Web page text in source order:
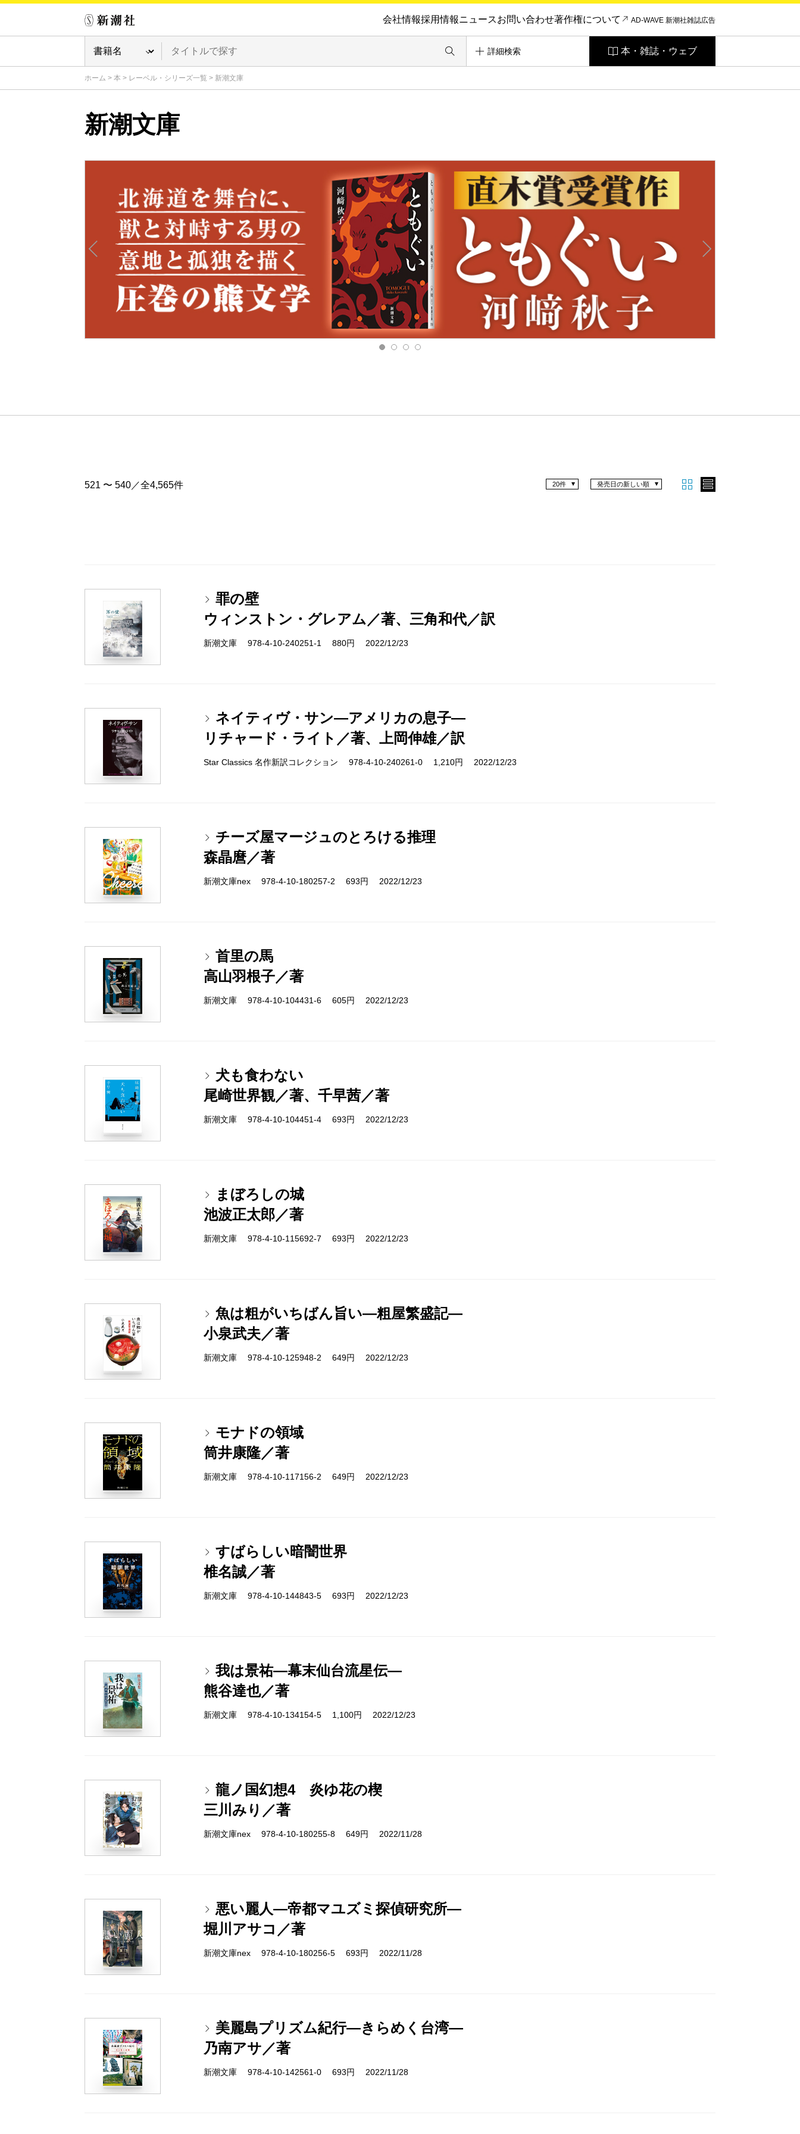
会社情報採用情報ニュースお問い合わせ著作権について AD-WAVE 新潮社雑誌広告
詳細検索 本・雑誌・ウェブ
ホーム > 本 > レーベル・シリーズ一覧 > 新潮文庫
新潮文庫
521 〜 540／全4,565件 発売日の新しい順
20件
罪の壁
ウィンストン・グレアム／著、三角和代／訳
新潮文庫 978-4-10-240251-1 880円 2022/12/23
ネイティヴ・サン―アメリカの息子―
リチャード・ライト／著、上岡伸雄／訳
Star Classics 名作新訳コレクション 978-4-10-240261-0 1,210円 2022/12/23
チーズ屋マージュのとろける推理
森晶麿／著
新潮文庫nex 978-4-10-180257-2 693円 2022/12/23
首里の馬
高山羽根子／著
新潮文庫 978-4-10-104431-6 605円 2022/12/23
犬も食わない
尾崎世界観／著、千早茜／著
新潮文庫 978-4-10-104451-4 693円 2022/12/23
まぼろしの城
池波正太郎／著
新潮文庫 978-4-10-115692-7 693円 2022/12/23
魚は粗がいちばん旨い―粗屋繁盛記―
小泉武夫／著
新潮文庫 978-4-10-125948-2 649円 2022/12/23
モナドの領域
筒井康隆／著
新潮文庫 978-4-10-117156-2 649円 2022/12/23
すばらしい暗闇世界
椎名誠／著
新潮文庫 978-4-10-144843-5 693円 2022/12/23
我は景祐―幕末仙台流星伝―
熊谷達也／著
新潮文庫 978-4-10-134154-5 1,100円 2022/12/23
龍ノ国幻想4 炎ゆ花の楔
三川みり／著
新潮文庫nex 978-4-10-180255-8 649円 2022/11/28
悪い麗人―帝都マユズミ探偵研究所―
堀川アサコ／著
新潮文庫nex 978-4-10-180256-5 693円 2022/11/28
美麗島プリズム紀行―きらめく台湾―
乃南アサ／著
新潮文庫 978-4-10-142561-0 693円 2022/11/28